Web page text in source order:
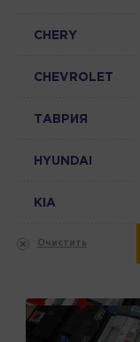
CHERY
CHEVROLET
ТАВРИЯ
HYUNDAI
KIA
Очистить